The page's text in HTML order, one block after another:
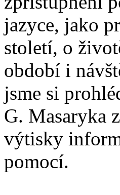
jazyce, jako
století, o
období i
jsme si
G. Masaryka
výtisky
pomocí.